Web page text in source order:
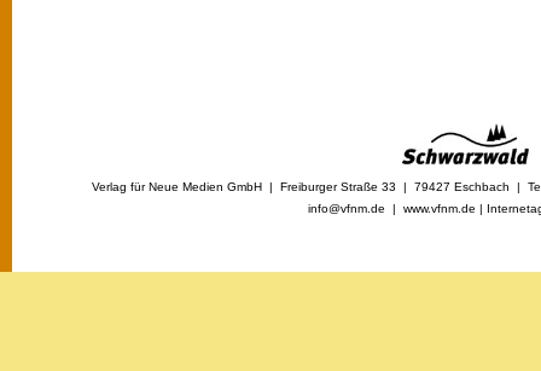
Verlag für Neue Medien GmbH | Freiburger Straße 33 | 79427 Eschbach |
info@vfnm.de | www.vfnm.de |